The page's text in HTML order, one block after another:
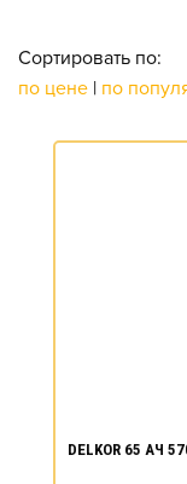
Сортировать по:
по цене | по
DELKOR 65 АЧ